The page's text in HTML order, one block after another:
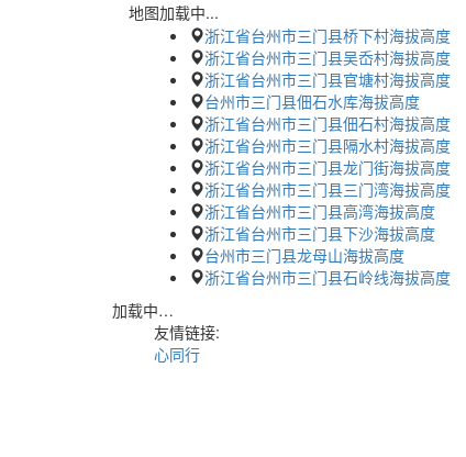
地图加载中...
浙江省台州市三门县桥下村海拔高度
浙江省台州市三门县吴岙村海拔高度
浙江省台州市三门县官塘村海拔高度
台州市三门县佃石水库海拔高度
浙江省台州市三门县佃石村海拔高度
浙江省台州市三门县隔水村海拔高度
浙江省台州市三门县龙门街海拔高度
浙江省台州市三门县三门湾海拔高度
浙江省台州市三门县高湾海拔高度
浙江省台州市三门县下沙海拔高度
台州市三门县龙母山海拔高度
浙江省台州市三门县石岭线海拔高度
加载中…
友情链接:
心同行